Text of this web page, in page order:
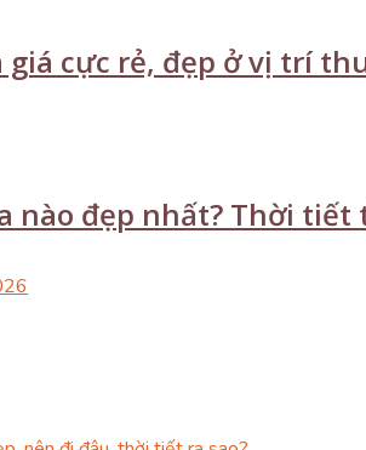
giá cực rẻ, đẹp ở vị trí
nào đẹp nhất? Thời tiết